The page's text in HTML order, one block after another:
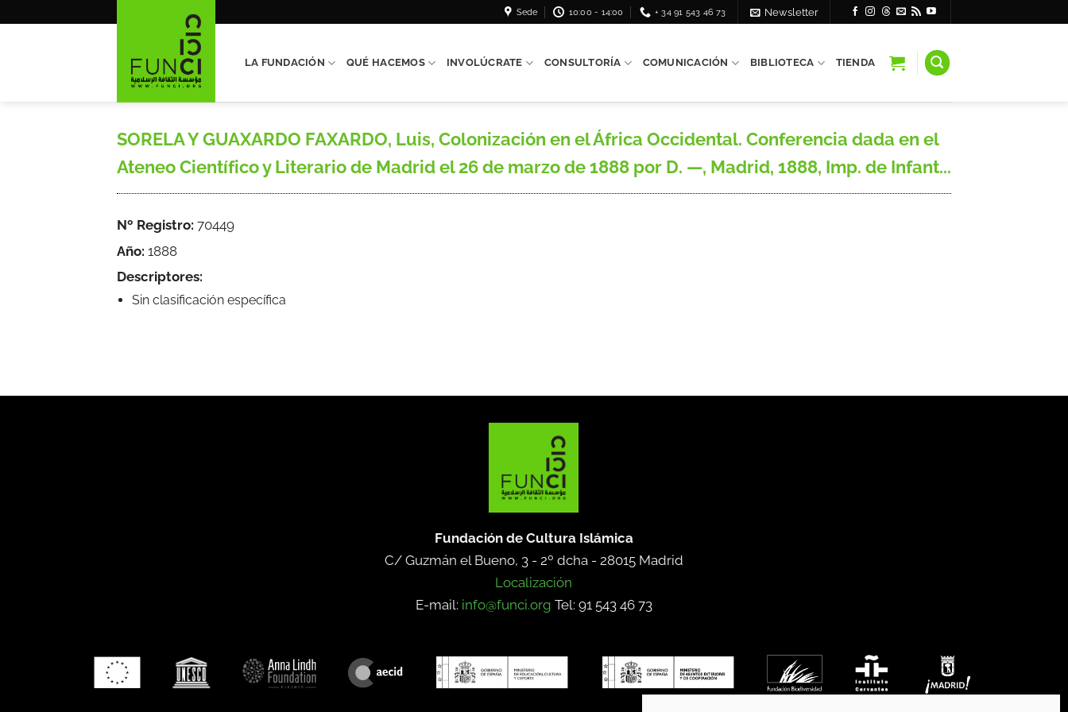
Sede 10:00 - 14:00 + 34 91 543 46 73 Newsletter
LA FUNDACIÓN QUÉ HACEMOS INVOLÚCRATE CONSULTORÍA COMUNICACIÓN BIBLIOTECA TIENDA
SORELA Y GUAXARDO FAXARDO, Luis, Colonización en el África Occidental. Conferencia dada en el
Ateneo Científico y Literario de Madrid el 26 de marzo de 1888 por D. —, Madrid, 1888, Imp. de Infant...
Nº Registro: 70449
Año: 1888
Descriptores:
Sin clasificación específica
Fundación de Cultura Islámica
C/ Guzmán el Bueno, 3 - 2º dcha - 28015 Madrid
Localización
E-mail: info@funci.org Tel: 91 543 46 73